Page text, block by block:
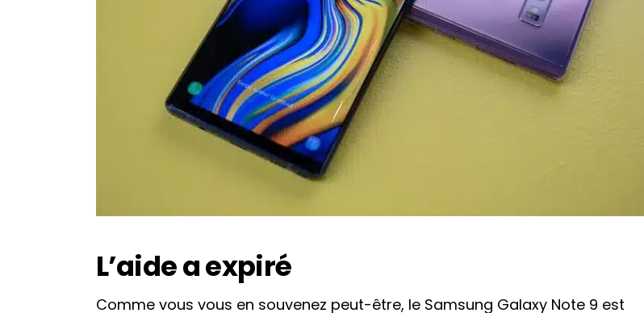
L’aide a expiré
Comme vous vous en souvenez peut-être, le Samsung Galaxy Note 9 est